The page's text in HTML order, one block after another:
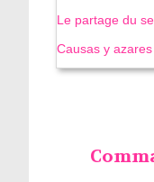
Le partage du
Causas y azares